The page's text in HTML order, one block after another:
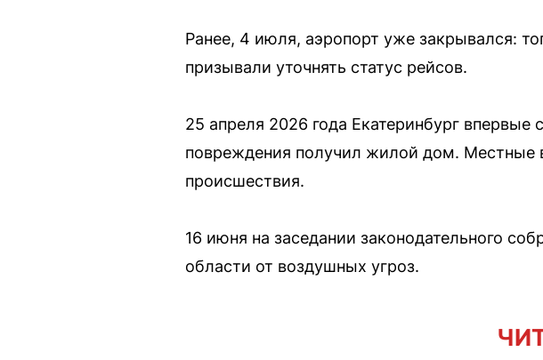
Ранее, 4 июля, аэропорт уже закрывался:
призывали уточнять статус рейсов.
25 апреля 2026 года Екатеринбург впервые
повреждения получил жилой дом. Местные
происшествия.
16 июня на заседании законодательного
области от воздушных угроз.